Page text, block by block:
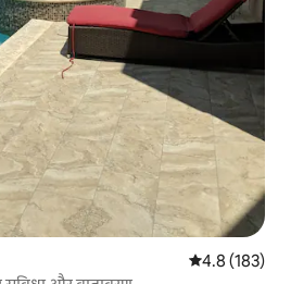
औसत रेटिंग 5 में
4.8 (183)